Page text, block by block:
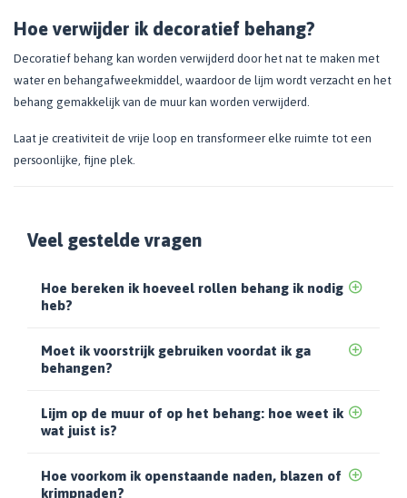
Hoe verwijder ik decoratief behang?
Decoratief behang kan worden verwijderd door het nat te maken met
water en behangafweekmiddel, waardoor de lijm wordt verzacht en het
behang gemakkelijk van de muur kan worden verwijderd.
Laat je creativiteit de vrije loop en transformeer elke ruimte tot een
persoonlijke, fijne plek.
Veel gestelde vragen
Hoe bereken ik hoeveel rollen behang ik nodig
heb?
Moet ik voorstrijk gebruiken voordat ik ga
behangen?
Lijm op de muur of op het behang: hoe weet ik
wat juist is?
Hoe voorkom ik openstaande naden, blazen of
krimpnaden?